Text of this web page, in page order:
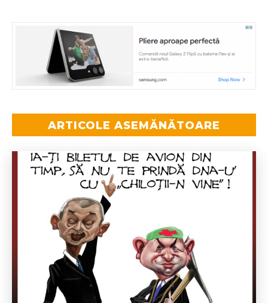
ARTICOLE ASEMĂNĂTOARE